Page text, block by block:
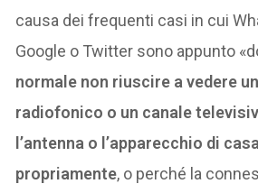
causa dei frequenti casi in cui
Google o Twitter sono appunto
normale non riuscire a vedere
radiofonico o un canale
l’antenna o l’apparecchio di
propriamente, o perché la